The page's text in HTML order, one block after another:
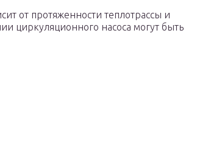
от протяженности теплотрассы и
циркуляционного насоса могут быть